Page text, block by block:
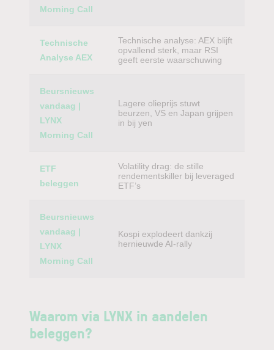
Morning Call
Technische
Analyse AEX
Technische analyse: AEX blijft
opvallend sterk, maar RSI
geeft eerste waarschuwing
Beursnieuws
vandaag |
LYNX
Morning Call
Lagere olieprijs stuwt
beurzen, VS en Japan grijpen
in bij yen
ETF
beleggen
Volatility drag: de stille
rendementskiller bij leveraged
ETF’s
Beursnieuws
vandaag |
LYNX
Morning Call
Kospi explodeert dankzij
hernieuwde AI-rally
Waarom via LYNX in aandelen
beleggen?